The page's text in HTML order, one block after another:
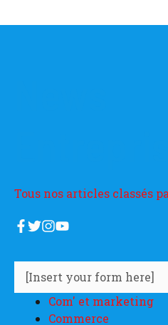
Tous nos articles classés
[Insert your form here]
Com' et marketing
Commerce